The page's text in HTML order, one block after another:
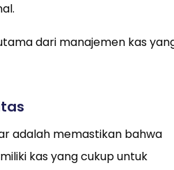
dari manajemen kas
adalah memastikan bahwa
kas yang cukup untuk